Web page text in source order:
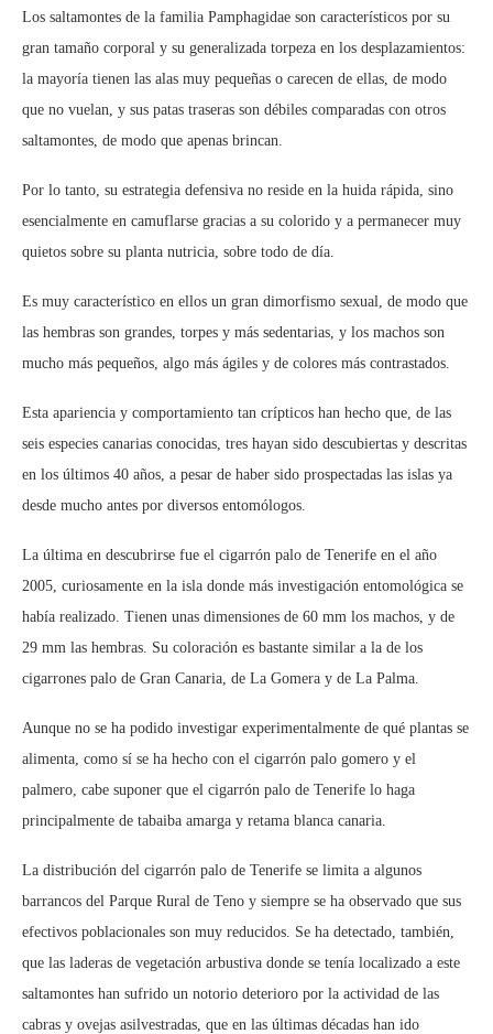
Los saltamontes de la familia Pamphagidae son característicos por su
gran tamaño corporal y su generalizada torpeza en los desplazamientos:
la mayoría tienen las alas muy pequeñas o carecen de ellas, de modo
que no vuelan, y sus patas traseras son débiles comparadas con otros
saltamontes, de modo que apenas brincan.
Por lo tanto, su estrategia defensiva no reside en la huida rápida, sino
esencialmente en camuflarse gracias a su colorido y a permanecer muy
quietos sobre su planta nutricia, sobre todo de día.
Es muy característico en ellos un gran dimorfismo sexual, de modo que
las hembras son grandes, torpes y más sedentarias, y los machos son
mucho más pequeños, algo más ágiles y de colores más contrastados.
Esta apariencia y comportamiento tan crípticos han hecho que, de las
seis especies canarias conocidas, tres hayan sido descubiertas y descritas
en los últimos 40 años, a pesar de haber sido prospectadas las islas ya
desde mucho antes por diversos entomólogos.
La última en descubrirse fue el cigarrón palo de Tenerife en el año
2005, curiosamente en la isla donde más investigación entomológica se
había realizado. Tienen unas dimensiones de 60 mm los machos, y de
29 mm las hembras. Su coloración es bastante similar a la de los
cigarrones palo de Gran Canaria, de La Gomera y de La Palma.
Aunque no se ha podido investigar experimentalmente de qué plantas se
alimenta, como sí se ha hecho con el cigarrón palo gomero y el
palmero, cabe suponer que el cigarrón palo de Tenerife lo haga
principalmente de tabaiba amarga y retama blanca canaria.
La distribución del cigarrón palo de Tenerife se limita a algunos
barrancos del Parque Rural de Teno y siempre se ha observado que sus
efectivos poblacionales son muy reducidos. Se ha detectado, también,
que las laderas de vegetación arbustiva donde se tenía localizado a este
saltamontes han sufrido un notorio deterioro por la actividad de las
cabras y ovejas asilvestradas, que en las últimas décadas han ido